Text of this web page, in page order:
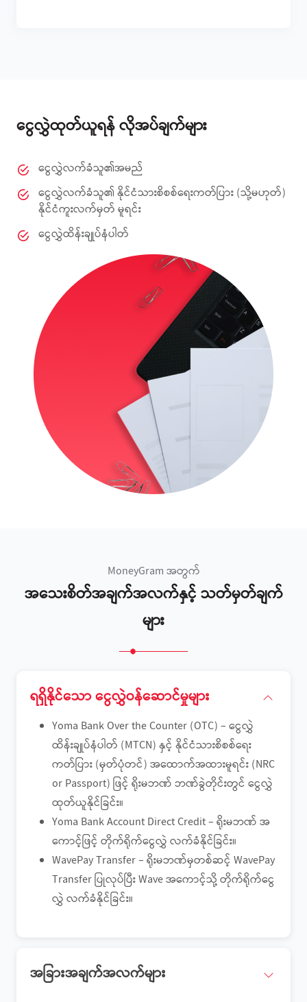
ငွေလွှဲထုတ်ယူရန် လိုအပ်ချက်များ
ငွေလွှဲလက်ခံသူ၏အမည်
ငွေလွှဲလက်ခံသူ၏ နိုင်ငံသားစိစစ်ရေးကတ်ပြား (သို့မဟုတ်)
နိုင်ငံကူးလက်မှတ် မူရင်း
ငွေလွှဲထိန်းချုပ်နံပါတ်
MoneyGram အတွက်
အသေးစိတ်အချက်အလက်နှင့် သတ်မှတ်ချက်
များ
ရရှိနိုင်‌သော ငွေလွှဲဝန်ဆောင်မှုများ
Yoma Bank Over the Counter (OTC) – ငွေလွှဲ
ထိန်းချုပ်နံပါတ် (MTCN) နှင့် နိုင်ငံသားစိစစ်ရေး
ကတ်ပြား (မှတ်ပုံတင်) အထောက်အထားမူရင်း (NRC
or Passport) ဖြင့် ရိုးမဘဏ် ဘဏ်ခွဲတိုင်းတွင် ငွေလွှဲ
ထုတ်ယူနိုင်ခြင်း။
Yoma Bank Account Direct Credit – ရိုးမဘဏ် အ
ကောင့်ဖြင့် တိုက်ရိုက်ငွေလွှဲ လက်ခံနိုင်ခြင်း။
WavePay Transfer – ရိုးမဘဏ်မှတစ်ဆင့် WavePay
Transfer ပြုလုပ်ပြီး Wave အကောင့်သို့ တိုက်ရိုက်ငွေ
လွှဲ လက်ခံနိုင်ခြင်း။
အခြားအချက်အလက်များ